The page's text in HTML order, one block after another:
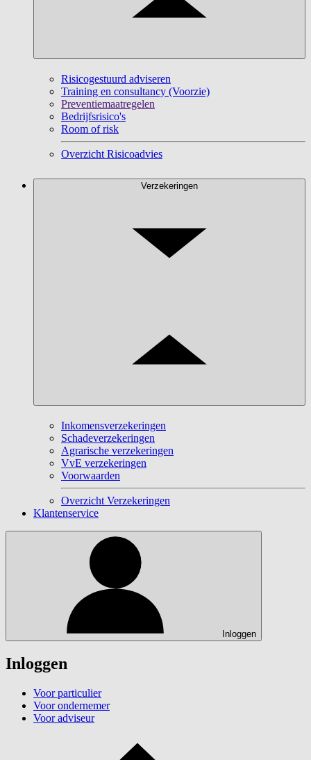
Risicogestuurd adviseren
Training en consultancy (Voorzie)
Preventiemaatregelen
Bedrijfsrisico's
Room of risk
Overzicht Risicoadvies
Verzekeringen
Inkomensverzekeringen
Schadeverzekeringen
Agrarische verzekeringen
VvE verzekeringen
Voorwaarden
Overzicht Verzekeringen
Klantenservice
Inloggen
Inloggen
Voor particulier
Voor ondernemer
Voor adviseur